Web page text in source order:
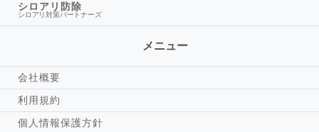
会社概要
利用規約
個人情報保護方針
シロアリ防除
シロアリ対策パートナーズ
メニュー